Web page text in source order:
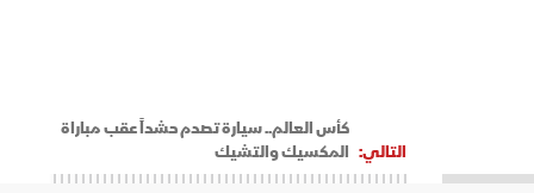
التالي:
كأس العالم.. سيارة تصدم حشداً عقب مباراة
المكسيك والتشيك